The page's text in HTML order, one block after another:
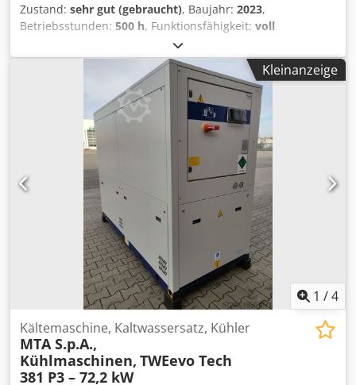
Zustand: sehr gut (gebraucht), Baujahr: 2023,
Betriebsstunden: 500 h, Funktionsfähigkeit: voll
, Wir haben diese Anlage 2023 für ein
spezifisches Projekt angeschafft, das jedoch nicht realisiert
wurde. Daher ist sie nahezu neuwertig. Wir verkaufen den
Shredder, das WME-Bodentransportsystem und die Helios-
Brandmeldeanlage als Komplettpaket. Der Neupreis lag
bei £440.000 für alle drei Komponenten. Unsere Presona
LP100 kann mit der Leistung nicht mithalten; das
Maximum, das wir verarbeitet haben, sind 13 Tonnen pro
Stunde, abgesiebt auf 40 mm für die sichere
Aktenvernichtung. Die Anlage ist noch installiert und läuft.
Der Käufer ist für Demontage und Abholung
verantwortlich. Das Angebot wird auch auf anderen
Plattformen inseriert; daher behalten wir uns vor, es
jederzeit zu entfernen, da auch Händler die Maschine
bewerben und verkaufen. Csdpexftitofx Agusrf
Kleinanzeige
1 /4
Kältemaschine, Kaltwassersatz, Kühler
MTA S.p.A.,
Kühlmaschinen, TWEevo Tech
381 P3 – 72,2 kW